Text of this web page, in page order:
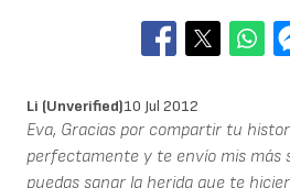
Li (unverified)10 Jul 2012
Eva, Gracias por compartir tu
perfectamente y te envío mis más
puedas sanar la herida que te